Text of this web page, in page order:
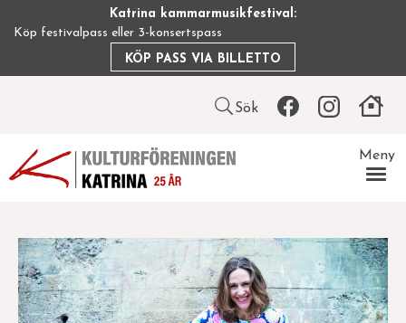
till
Katrina kammarmusikfestival:
Köp festivalpass eller 3-konsertspass
KÖP PASS VIA BILLETTO
Leaderboard
Sök
Meny